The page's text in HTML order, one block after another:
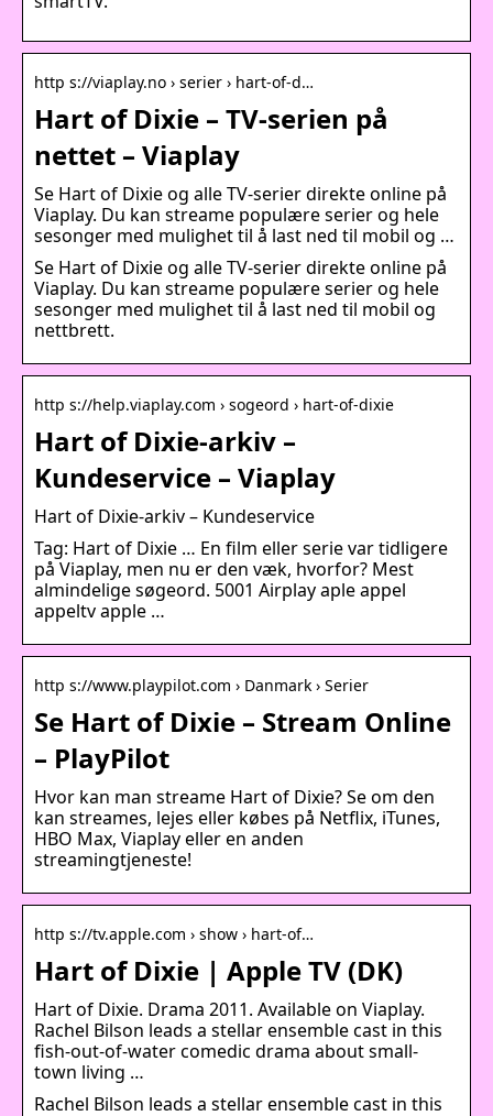
http s://viaplay.no › serier › hart-of-d…
Hart of Dixie – TV-serien på
nettet – Viaplay
Se Hart of Dixie og alle TV-serier direkte online på
Viaplay. Du kan streame populære serier og hele
sesonger med mulighet til å last ned til mobil og …
Se Hart of Dixie og alle TV-serier direkte online på
Viaplay. Du kan streame populære serier og hele
sesonger med mulighet til å last ned til mobil og
nettbrett.
http s://help.viaplay.com › sogeord › hart-of-dixie
Hart of Dixie-arkiv –
Kundeservice – Viaplay
Hart of Dixie-arkiv – Kundeservice
Tag: Hart of Dixie … En film eller serie var tidligere
på Viaplay, men nu er den væk, hvorfor? Mest
almindelige søgeord. 5001 Airplay aple appel
appeltv apple …
http s://www.playpilot.com › Danmark › Serier
Se Hart of Dixie – Stream Online
– PlayPilot
Hvor kan man streame Hart of Dixie? Se om den
kan streames, lejes eller købes på Netflix, iTunes,
HBO Max, Viaplay eller en anden
streamingtjeneste!
http s://tv.apple.com › show › hart-of…
Hart of Dixie | Apple TV (DK)
Hart of Dixie. Drama 2011. Available on Viaplay.
Rachel Bilson leads a stellar ensemble cast in this
fish-out-of-water comedic drama about small-
town living …
Rachel Bilson leads a stellar ensemble cast in this